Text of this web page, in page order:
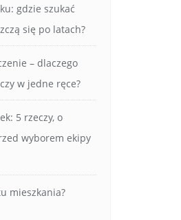
gdzie szukać
się po latach?
– dlaczego
w jedne ręce?
5 rzeczy, o
wyborem ekipy
mieszkania?